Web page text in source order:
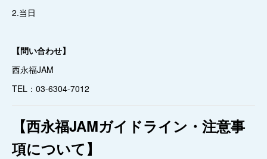
2.当日
【問い合わせ】
西永福JAM
TEL：03-6304-7012
【西永福JAMガイドライン・注意事
項について】